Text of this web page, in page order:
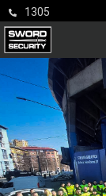
1305